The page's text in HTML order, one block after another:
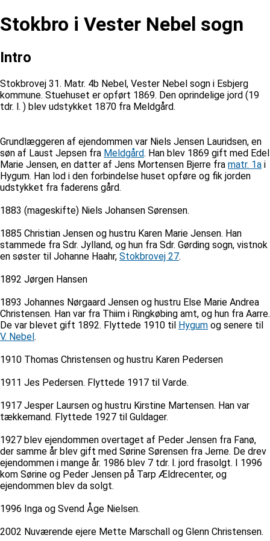
Stokbro i Vester Nebel sogn
Intro
Stokbrovej 31. Matr. 4b Nebel, Vester Nebel sogn i Esbjerg
kommune. Stuehuset er opført 1869. Den oprindelige jord (19
tdr. l. ) blev udstykket 1870 fra Meldgård.
Grundlæggeren af ejendommen var Niels Jensen Lauridsen, en
søn af Laust Jepsen fra Meldgård. Han blev 1869 gift med Edel
Marie Jensen, en datter af Jens Mortensen Bjerre fra matr. 1a i
Hygum. Han lod i den forbindelse huset opføre og fik jorden
udstykket fra faderens gård.
1883 (mageskifte) Niels Johansen Sørensen.
1885 Christian Jensen og hustru Karen Marie Jensen. Han
stammede fra Sdr. Jylland, og hun fra Sdr. Gørding sogn, vistnok
en søster til Johanne Haahr, Stokbrovej 27.
1892 Jørgen Hansen
1893 Johannes Nørgaard Jensen og hustru Else Marie Andrea
Christensen. Han var fra Thiim i Ringkøbing amt, og hun fra Aarre.
De var blevet gift 1892. Flyttede 1910 til Hygum og senere til
V. Nebel.
1910 Thomas Christensen og hustru Karen Pedersen
1911 Jes Pedersen. Flyttede 1917 til Varde.
1917 Jesper Laursen og hustru Kirstine Martensen. Han var
tækkemand. Flyttede 1927 til Guldager.
1927 blev ejendommen overtaget af Peder Jensen fra Fanø,
der samme år blev gift med Sørine Sørensen fra Jerne. De drev
ejendommen i mange år. 1986 blev 7 tdr. l. jord frasolgt. I 1996
kom Sørine og Peder Jensen på Tarp Ældrecenter, og
ejendommen blev da solgt.
1996 Inga og Svend Åge Nielsen.
2002 Nuværende ejere Mette Marschall og Glenn Christensen.